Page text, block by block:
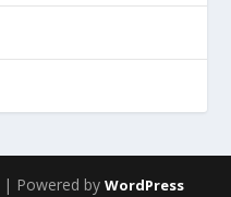
| Powered by WordPress